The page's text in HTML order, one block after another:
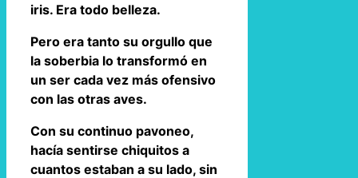
iris. Era todo belleza.
Pero era tanto su orgullo que
la soberbia lo transformó en
un ser cada vez más ofensivo
con las otras aves.
Con su continuo pavoneo,
hacía sentirse chiquitos a
cuantos estaban a su lado, sin